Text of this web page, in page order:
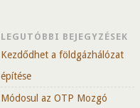
LEGUTÓBBI BEJEGYZÉSEK
Kezdődhet a földgázhálózat
építése
Módosul az OTP Mozgó